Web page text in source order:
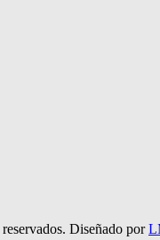
Diseñado por